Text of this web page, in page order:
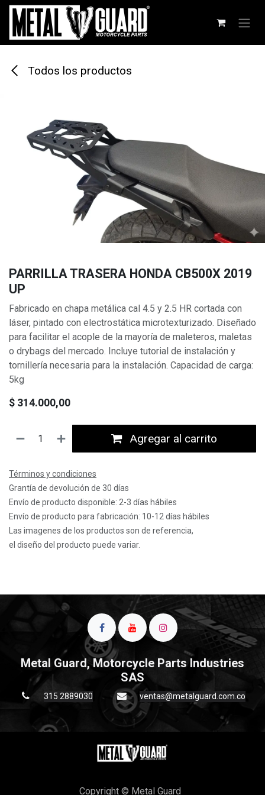
Ir al contenido
Todos los productos
PARRILLA TRASERA HONDA CB500X 2019
UP
Fabricado en chapa metálica cal 4.5 y 2.5 HR cortada con
láser, pintado con electrostática microtexturizado. Diseñado
para facilitar el acople de la mayoría de maleteros, maletas
o drybags del mercado. Incluye tutorial de instalación y
tornillería necesaria para la instalación. Capacidad de carga:
5kg
$ 314.000,00
Agregar al carrito
Términos y condiciones
Grantía de devolución de 30 días
Envío de producto disponible: 2-3 días hábiles
Envío de producto para fabricación: 10-12 días hábiles
Las imagenes de los productos son de referencia,
el diseño del producto puede variar.
Metal Guard, Motorcycle Parts Industries
SAS
315 2889030 ventas@metalguard.com.co
Copyright © Metal Guard